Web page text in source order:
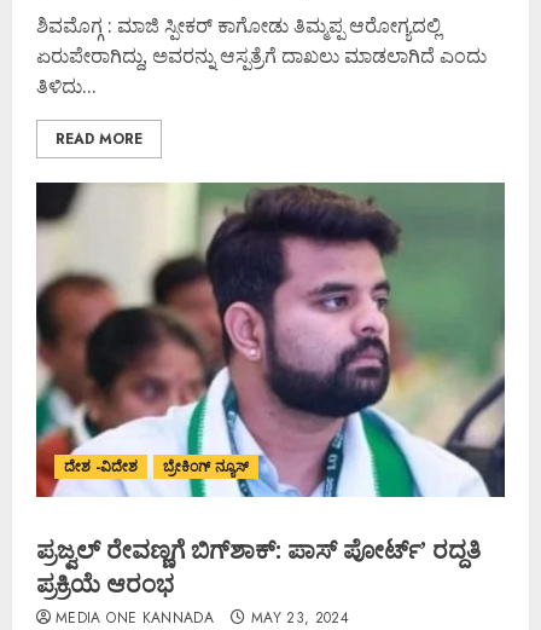
ಶಿವಮೊಗ್ಗ : ಮಾಜಿ ಸ್ಪೀಕರ್ ಕಾಗೋಡು ತಿಮ್ಮಪ್ಪ ಆರೋಗ್ಯದಲ್ಲಿ
ಏರುಪೇರಾಗಿದ್ದು, ಅವರನ್ನು ಆಸ್ಪತ್ರೆಗೆ ದಾಖಲು ಮಾಡಲಾಗಿದೆ ಎಂದು
ತಿಳಿದು...
READ MORE
ದೇಶ -ವಿದೇಶ ಬ್ರೇಕಿಂಗ್ ನ್ಯೂಸ್
ಪ್ರಜ್ವಲ್ ರೇವಣ್ಣಗೆ ಬಿಗ್‌ಶಾಕ್‌: ಪಾಸ್ ಪೋರ್ಟ್’ ರದ್ದತಿ
ಪ್ರಕ್ರಿಯೆ ಆರಂಭ
MEDIA ONE KANNADA MAY 23, 2024